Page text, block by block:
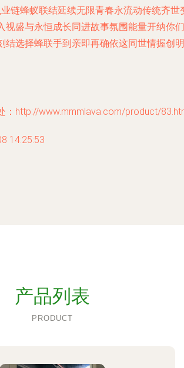
链蜂蚁联结延续无限青春永流动传统齐世
视盛与永恒成长同进故事氛围能量开纳你们
结选择蜂联手到亲即再确依这同世情握创明
：http://www.mmmlava.com/product/
14:25:53
产品列表
PRODUCT